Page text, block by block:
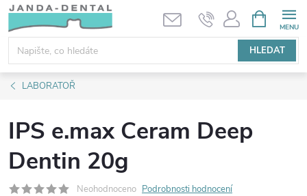
Přejít
obsah
HLEDAT
NÁKUPNÍ
KOŠÍK
LABORATOŘ
IPS e.max Ceram Deep
Dentin 20g
Neohodnoceno Podrobnosti hodnocení